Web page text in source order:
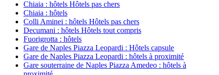
Chiaia : hôtels Hôtels pas chers
Chiaia : hôtels
Colli Aminei : hôtels Hôtels pas chers
Decumani : hôtels Hôtels tout compris
Fuorigrotta : hôtels
Gare de Naples Piazza Leopardi : Hôtels capsule
Gare de Naples Piazza Leopardi : hôtels à proximité
Gare souterraine de Naples Piazza Amedeo : hôtels à